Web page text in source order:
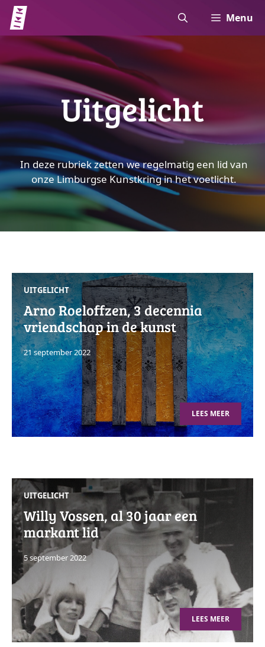
naar
de
Menu
Uitgelicht
In deze rubriek zetten we regelmatig een lid van
onze Limburgse Kunstkring in het voetlicht.
UITGELICHT
Arno Roeloffzen, 3 decennia
vriendschap in de kunst
21 september 2022
LEES MEER
UITGELICHT
Willy Vossen, al 30 jaar een
markant lid
5 september 2022
LEES MEER